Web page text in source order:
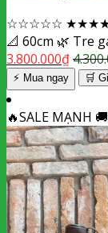
☆☆☆☆☆
📐 60cm 🌿 Tre
3.800.000₫
⚡ Mua ngay 🛒
🔥SALE MẠNH 🚚